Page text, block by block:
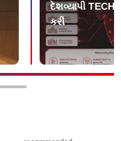
દેશવ્યાપી
કરી